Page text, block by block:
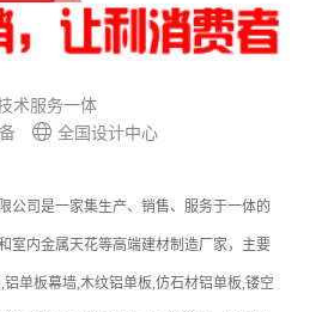
术服务一体
全国设计中心
公司是一家集生产、销售、服务于一体的
室内金属天花等高端建材制造厂家，主要
单板幕墙,木纹铝单板,仿石材铝单板,镂空